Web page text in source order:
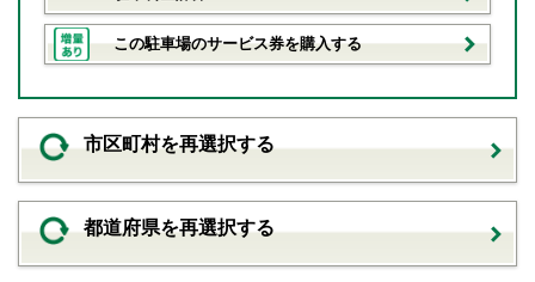
この駐車場のサービス券を購入する
市区町村を再選択する
都道府県を再選択する